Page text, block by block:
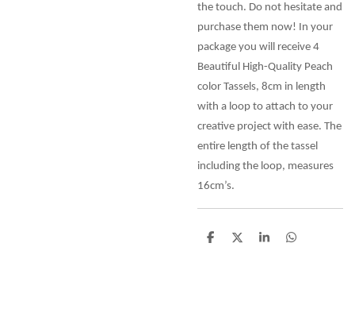
the touch. Do not hesitate and
purchase them now! In your
package you will receive 4
Beautiful High-Quality Peach
color Tassels, 8cm in length
with a loop to attach to your
creative project with ease. The
entire length of the tassel
including the loop, measures
16cm’s.
D
D
S
D